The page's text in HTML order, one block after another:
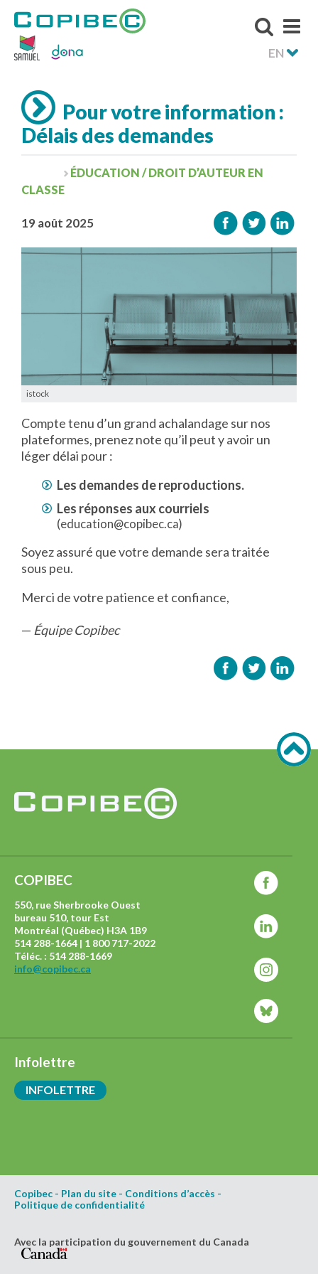
EN
Pour votre information :
Délais des demandes
ÉDUCATION / DROIT D’AUTEUR EN
CLASSE
19 août 2025
istock
Compte tenu d’un grand achalandage sur nos
plateformes, prenez note qu’il peut y avoir un
léger délai pour :
Les demandes de reproductions.
Les réponses aux courriels
(education@copibec.ca)
Soyez assuré que votre demande sera traitée
sous peu.
Merci de votre patience et confiance,
— Équipe Copibec
COPIBEC
550, rue Sherbrooke Ouest
bureau 510, tour Est
Montréal (Québec) H3A 1B9
514 288-1664 | 1 800 717-2022
Téléc. : 514 288-1669
info@copibec.ca
Infolettre
INFOLETTRE
Copibec - Plan du site - Conditions d’accès -
Politique de confidentialité
Avec la participation du gouvernement du Canada